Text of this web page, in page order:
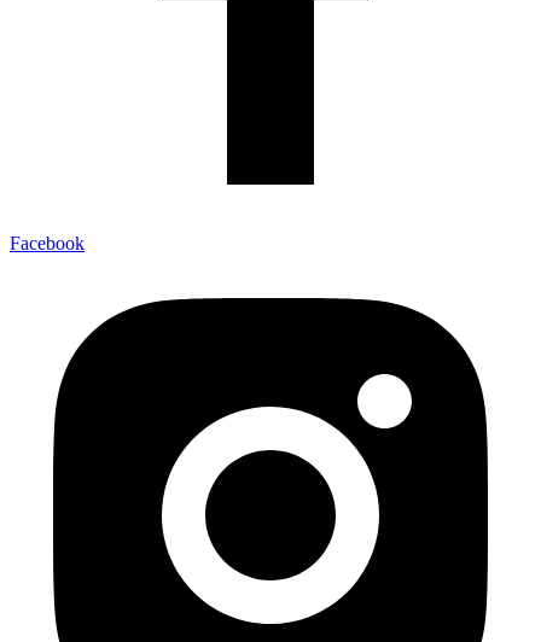
Facebook